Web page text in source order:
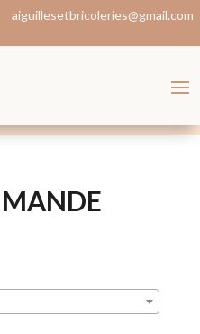
aiguillesetbricoleries@gmail.com